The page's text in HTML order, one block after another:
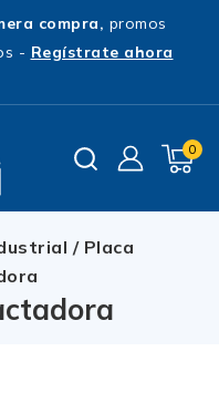
compra, promos
- Regístrate ahora
0
/ Placa